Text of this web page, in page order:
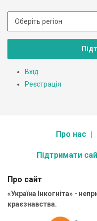
Вхід
Реєстрація
Про нас
Підтримати
Про сайт
«Україна Інкогніта» -
краєзнавства.